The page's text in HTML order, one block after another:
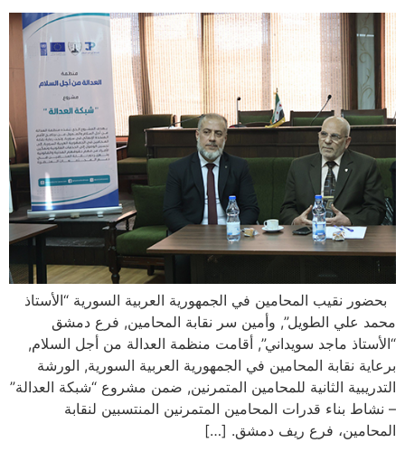
بحضور نقيب المحامين في الجمهورية العربية السورية “الأستاذ
محمد علي الطويل”, وأمين سر نقابة المحامين, فرع دمشق
“الأستاذ ماجد سويداني”, أقامت منظمة العدالة من أجل السلام,
برعاية نقابة المحامين في الجمهورية العربية السورية, الورشة
التدريبية الثانية للمحامين المتمرنين, ضمن مشروع “شبكة العدالة”
– نشاط بناء قدرات المحامين المتمرنين المنتسبين لنقابة
المحامين، فرع ريف دمشق. […]